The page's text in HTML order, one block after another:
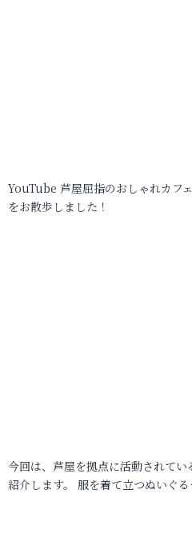
YouTube 芦屋屈指のおしゃれカフ
をお散歩しました！
今回は、芦屋を拠点に活動されて
紹介します。 服を着て立つぬいぐ